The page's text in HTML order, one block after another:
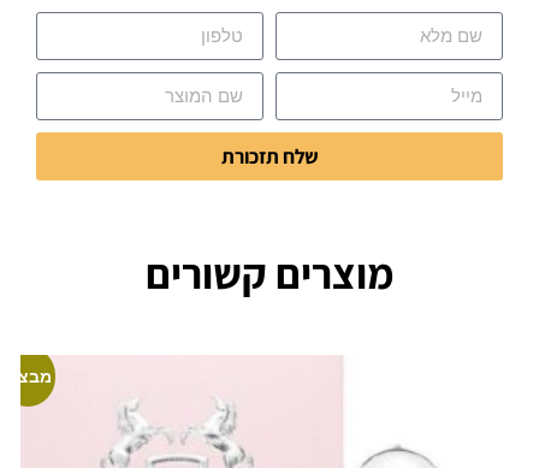
שלח תזכורת
מוצרים קשורים
מבצע!